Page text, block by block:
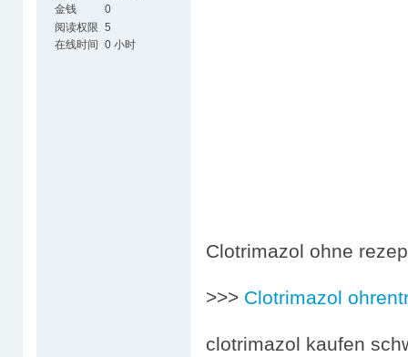
金钱
0
阅读权限 5
在线时间 0 小时
Clotrimazol ohne
>>> Clotrimazol
clotrimazol kaufen